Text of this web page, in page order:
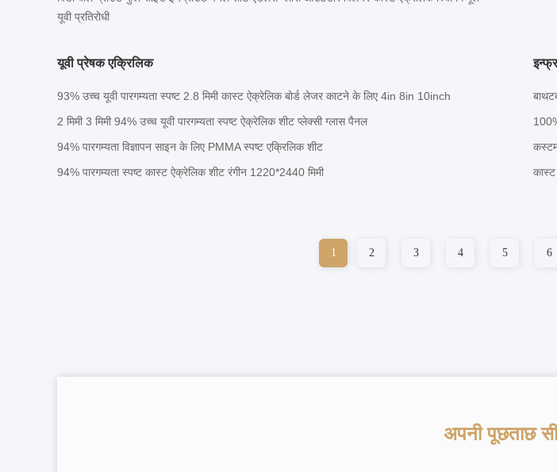
यूवी प्रतिरोधी
यूवी प्रेषक एक्रिलिक
93% उच्च यूवी पारगम्यता स्पष्ट 2.8 मिमी कास्ट ऐक्रेलिक बोर्ड लेजर काटने के लिए 4in 8in 10inch
2 मिमी 3 मिमी 94% उच्च यूवी पारगम्यता स्पष्ट ऐक्रेलिक शीट प्लेक्सी ग्लास पैनल
94% पारगम्यता विज्ञापन साइन के लिए PMMA स्पष्ट एक्रिलिक शीट
94% पारगम्यता स्पष्ट कास्ट ऐक्रेलिक शीट रंगीन 1220*2440 मिमी
कास्ट
1 2 3 4 5 6
अपनी पूछताछ